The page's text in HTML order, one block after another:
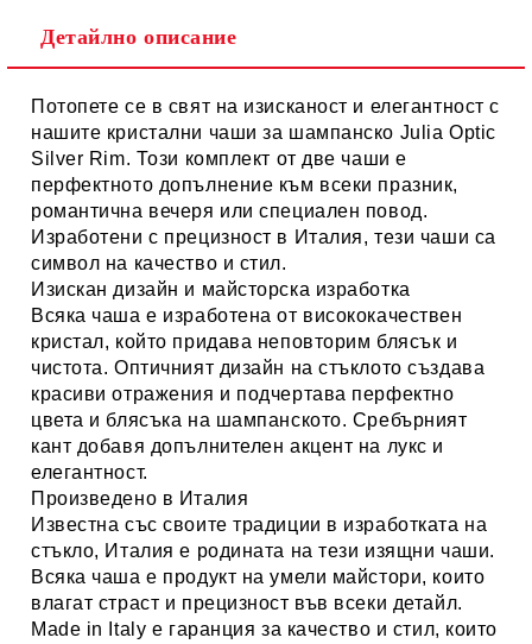
Детайлно описание
Потопете се в свят на изисканост и елегантност с
нашите кристални чаши за шампанско Julia Optic
Silver Rim. Този комплект от две чаши е
перфектното допълнение към всеки празник,
романтична вечеря или специален повод.
Изработени с прецизност в Италия, тези чаши са
символ на качество и стил.
Изискан дизайн и майсторска изработка
Всяка чаша е изработена от висококачествен
кристал, който придава неповторим блясък и
чистота. Оптичният дизайн на стъклото създава
красиви отражения и подчертава перфектно
цвета и блясъка на шампанското. Сребърният
кант добавя допълнителен акцент на лукс и
елегантност.
Произведено в Италия
Известна със своите традиции в изработката на
стъкло, Италия е родината на тези изящни чаши.
Всяка чаша е продукт на умели майстори, които
влагат страст и прецизност във всеки детайл.
Made in Italy е гаранция за качество и стил, които